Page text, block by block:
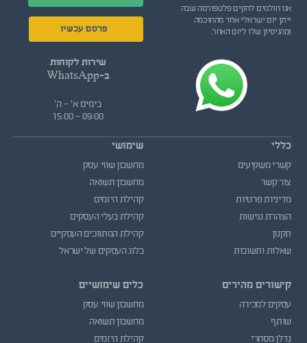
אנו חולמים להקים פלטפורמה שבה
ייתן יזם ישראלי אחד מהחוכמה
ומהניסיון שלו ליזם האחר.
פרסם עכשיו
שירות לקוחות
ב-WhatsApp
בימים א' - ה'
09:00 - 15:00
כללי
קשרי משקיעים
צור קשר
מדיניות פרטיות
הצהרת נגישות
תקנון
שאלות ותשובות
קישורים מהירים
עסקים למכירה
שותף
נדלן מסחרי
שימושי
מחשבון שווי עסק
מחשבון תשואה
קהילת היזמים
קהילת בעלי העסקים
קהילת המתווכים העסקיים
בלוג העסקים של ישראל
כלים שימושיים
מחשבון שווי עסק
מחשבון תשואה
קהילת היזמים